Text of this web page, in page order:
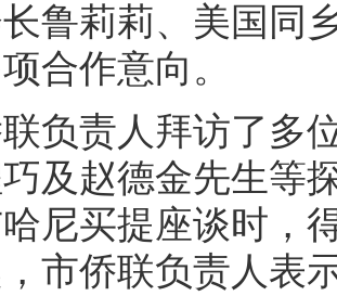
鲁莉莉、美国同
合作意向。
责人拜访了多位
及赵德金先生等
尼买提座谈时，
市侨联负责人表